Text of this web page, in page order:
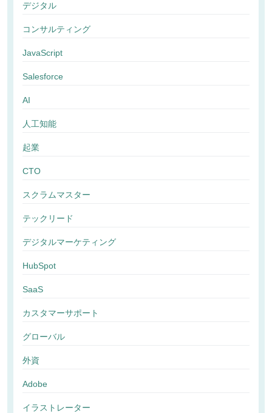
デジタル
コンサルティング
JavaScript
Salesforce
AI
人工知能
起業
CTO
スクラムマスター
テックリード
デジタルマーケティング
HubSpot
SaaS
カスタマーサポート
グローバル
外資
Adobe
イラストレーター